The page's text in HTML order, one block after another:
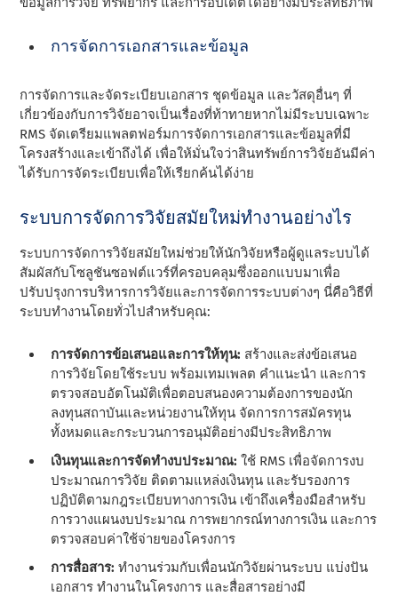
การจัดการเอกสารและข้อมูล
การจัดการและจัดระเบียบเอกสาร ชุดข้อมูล และวัสดุอื่นๆ ที่
เกี่ยวข้องกับการวิจัยอาจเป็นเรื่องที่ท้าทายหากไม่มีระบบเฉพาะ
RMS จัดเตรียมแพลตฟอร์มการจัดการเอกสารและข้อมูลที่มี
โครงสร้างและเข้าถึงได้ เพื่อให้มั่นใจว่าสินทรัพย์การวิจัยอันมีค่า
ได้รับการจัดระเบียบเพื่อให้เรียกค้นได้ง่าย
ระบบการจัดการวิจัยสมัยใหม่ทํางานอย่างไร
ระบบการจัดการวิจัยสมัยใหม่ช่วยให้นักวิจัยหรือผู้ดูแลระบบได้
สัมผัสกับโซลูชันซอฟต์แวร์ที่ครอบคลุมซึ่งออกแบบมาเพื่อ
ปรับปรุงการบริหารการวิจัยและการจัดการระบบต่างๆ นี่คือวิธีที่
ระบบทํางานโดยทั่วไปสําหรับคุณ:
การจัดการข้อเสนอและการให้ทุน: สร้างและส่งข้อเสนอ
การวิจัยโดยใช้ระบบ พร้อมเทมเพลต คําแนะนํา และการ
ตรวจสอบอัตโนมัติเพื่อตอบสนองความต้องการของนัก
ลงทุนสถาบันและหน่วยงานให้ทุน จัดการการสมัครทุน
ทั้งหมดและกระบวนการอนุมัติอย่างมีประสิทธิภาพ
เงินทุนและการจัดทํางบประมาณ:ใช้ RMS เพื่อจัดการงบ
ประมาณการวิจัย ติดตามแหล่งเงินทุน และรับรองการ
ปฏิบัติตามกฎระเบียบทางการเงิน เข้าถึงเครื่องมือสําหรับ
การวางแผนงบประมาณ การพยากรณ์ทางการเงิน และการ
ตรวจสอบค่าใช้จ่ายของโครงการ
การสื่อสาร: ทํางานร่วมกับเพื่อนนักวิจัยผ่านระบบ แบ่งปัน
เอกสาร ทํางานในโครงการ และสื่อสารอย่างมี